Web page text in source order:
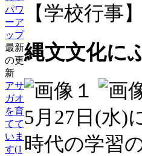
パワ
ーア
ップ
最新
の更
新
アサ
ガオ
を育
てて
いま
す(1
【学校行事
縄文文化に
5月27日(水)
時代の学習